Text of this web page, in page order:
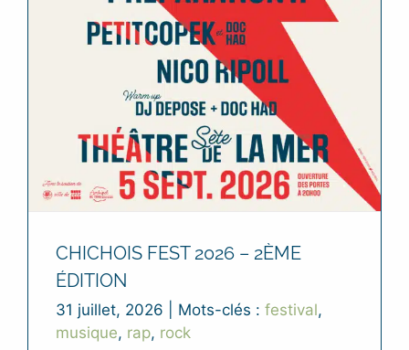
CHICHOIS FEST 2026 – 2ÈME
ÉDITION
31 juillet, 2026 Mots-clés : festival,
musique, rap, rock